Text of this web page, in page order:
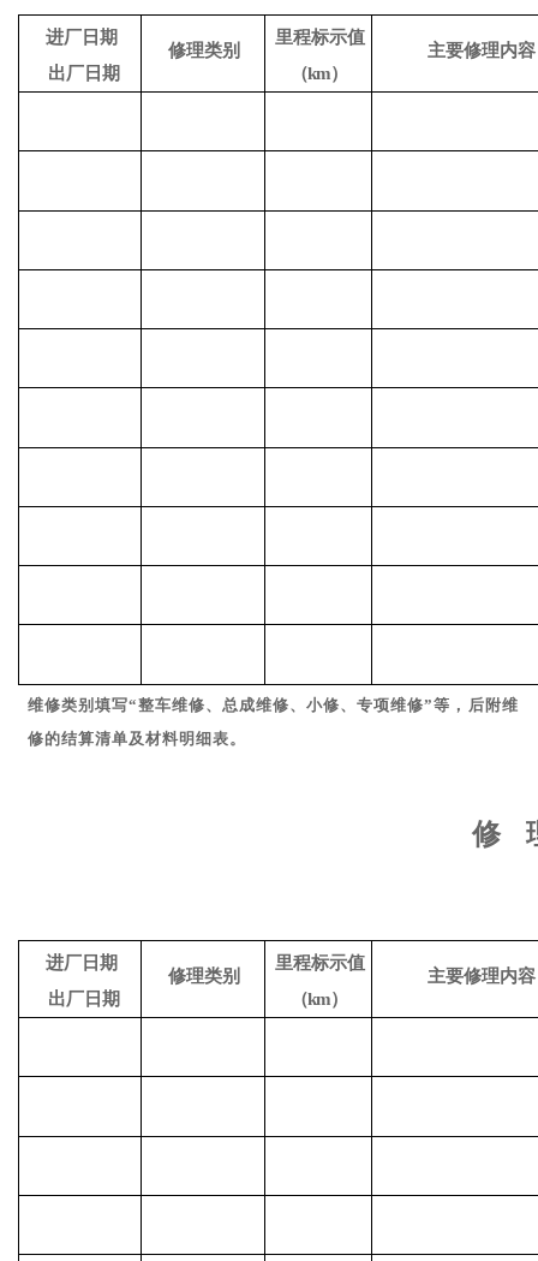
进厂日期
出厂日期
修理类别
里程标示值
（km）
主要修理内容
维修类别填写“整车维修、总成维修、小修、专项维修”等， 后附维
修的结算清单及材料明细表。
修
进厂日期
出厂日期
修理类别
里程标示值
（km）
主要修理内容